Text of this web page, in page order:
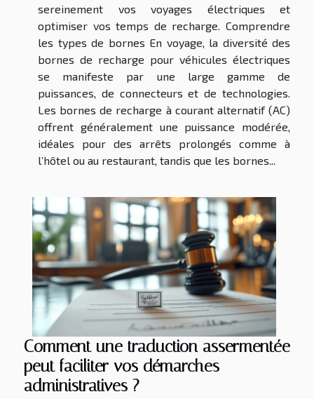
sereinement vos voyages électriques et
optimiser vos temps de recharge. Comprendre
les types de bornes En voyage, la diversité des
bornes de recharge pour véhicules électriques
se manifeste par une large gamme de
puissances, de connecteurs et de technologies.
Les bornes de recharge à courant alternatif (AC)
offrent généralement une puissance modérée,
idéales pour des arrêts prolongés comme à
l’hôtel ou au restaurant, tandis que les bornes...
Comment une traduction assermentée
peut faciliter vos démarches
administratives ?